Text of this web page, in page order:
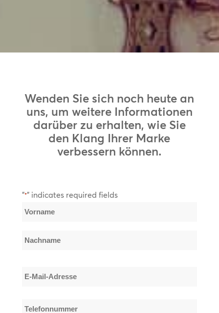
Wenden Sie sich noch heute an
uns, um weitere Informationen
darüber zu erhalten, wie Sie
den Klang Ihrer Marke
verbessern können.
"*" indicates required fields
Name
E-
Telefonnummer